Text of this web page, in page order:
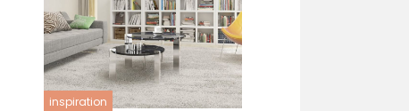
inspiration